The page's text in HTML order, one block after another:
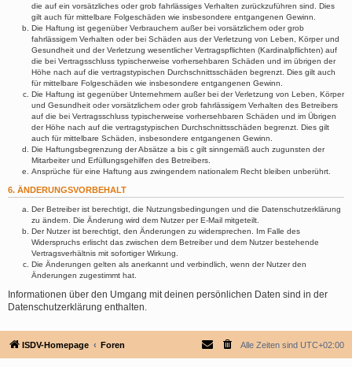
die auf ein vorsätzliches oder grob fahrlässiges Verhalten zurückzuführen sind. Dies
gilt auch für mittelbare Folgeschäden wie insbesondere entgangenen Gewinn.
Die Haftung ist gegenüber Verbrauchern außer bei vorsätzlichem oder grob
fahrlässigem Verhalten oder bei Schäden aus der Verletzung von Leben, Körper und
Gesundheit und der Verletzung wesentlicher Vertragspflichten (Kardinalpflichten) auf
die bei Vertragsschluss typischerweise vorhersehbaren Schäden und im übrigen der
Höhe nach auf die vertragstypischen Durchschnittsschäden begrenzt. Dies gilt auch
für mittelbare Folgeschäden wie insbesondere entgangenen Gewinn.
Die Haftung ist gegenüber Unternehmern außer bei der Verletzung von Leben, Körper
und Gesundheit oder vorsätzlichem oder grob fahrlässigem Verhalten des Betreibers
auf die bei Vertragsschluss typischerweise vorhersehbaren Schäden und im Übrigen
der Höhe nach auf die vertragstypischen Durchschnittsschäden begrenzt. Dies gilt
auch für mittelbare Schäden, insbesondere entgangenen Gewinn.
Die Haftungsbegrenzung der Absätze a bis c gilt sinngemäß auch zugunsten der
Mitarbeiter und Erfüllungsgehilfen des Betreibers.
Ansprüche für eine Haftung aus zwingendem nationalem Recht bleiben unberührt.
6. ÄNDERUNGSVORBEHALT
Der Betreiber ist berechtigt, die Nutzungsbedingungen und die Datenschutzerklärung
zu ändern. Die Änderung wird dem Nutzer per E-Mail mitgeteilt.
Der Nutzer ist berechtigt, den Änderungen zu widersprechen. Im Falle des
Widerspruchs erlischt das zwischen dem Betreiber und dem Nutzer bestehende
Vertragsverhältnis mit sofortiger Wirkung.
Die Änderungen gelten als anerkannt und verbindlich, wenn der Nutzer den
Änderungen zugestimmt hat.
Informationen über den Umgang mit deinen persönlichen Daten sind in der
Datenschutzerklärung enthalten.
ISDV-Homepage Foren Alle Zeiten sind UTC+02:00